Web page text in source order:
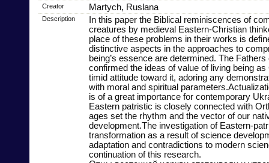
Creator Martych, Ruslana
Description
In this paper the Biblical reminiscences of
creatures by medieval Eastern-Christian
place of these problems in their works is
distinctive aspects in the approaches to
being’s essence are determined. The
confirmed the ideas of value of living being
timid attitude toward it, adoring any
with moral and spiritual
is of a great importance for contemporary
Eastern patristic is closely connected with
ages set the rhythm and the vector of our
development.The investigation of Eastern-
transformation as a result of science
adaptation and contradictions to modern
continuation of this research.